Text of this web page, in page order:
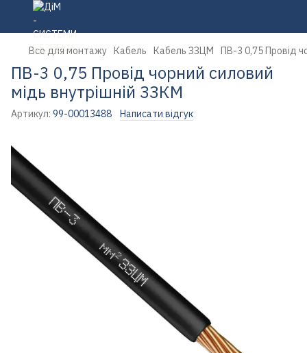
Все для монтажу Кабель Кабель ЗЗЦМ ПВ-3 0,75 Провід
ПВ-3 0,75 Провід чорний силовий
мідь внутрішній ЗЗКМ
Артикул: 99-00013488 Написати відгук